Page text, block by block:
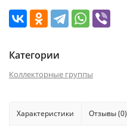
Категории
Коллекторные группы
Характеристики Отзывы (0)